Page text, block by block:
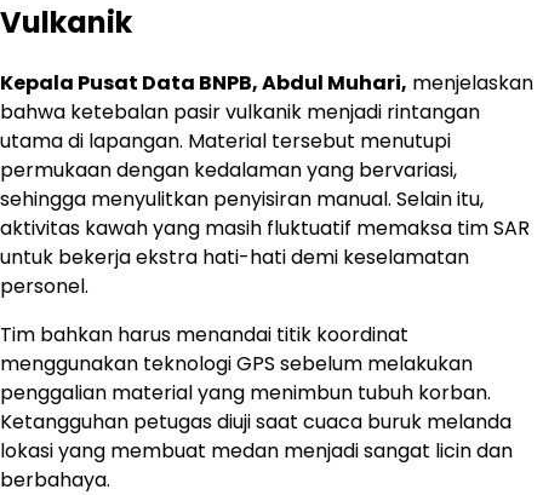
Vulkanik
Kepala Pusat Data BNPB, Abdul Muhari, menjelaskan
bahwa ketebalan pasir vulkanik menjadi rintangan
utama di lapangan. Material tersebut menutupi
permukaan dengan kedalaman yang bervariasi,
sehingga menyulitkan penyisiran manual. Selain itu,
aktivitas kawah yang masih fluktuatif memaksa tim SAR
untuk bekerja ekstra hati-hati demi keselamatan
personel.
Tim bahkan harus menandai titik koordinat
menggunakan teknologi GPS sebelum melakukan
penggalian material yang menimbun tubuh korban.
Ketangguhan petugas diuji saat cuaca buruk melanda
lokasi yang membuat medan menjadi sangat licin dan
berbahaya.